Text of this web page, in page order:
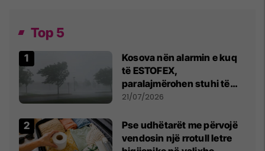
Top 5
Kosova nën alarmin e kuq
të ESTOFEX,
paralajmërohen stuhi të
fuqishme me breshër dhe
21/07/2026
Pse udhëtarët me përvojë
vendosin një rrotull letre